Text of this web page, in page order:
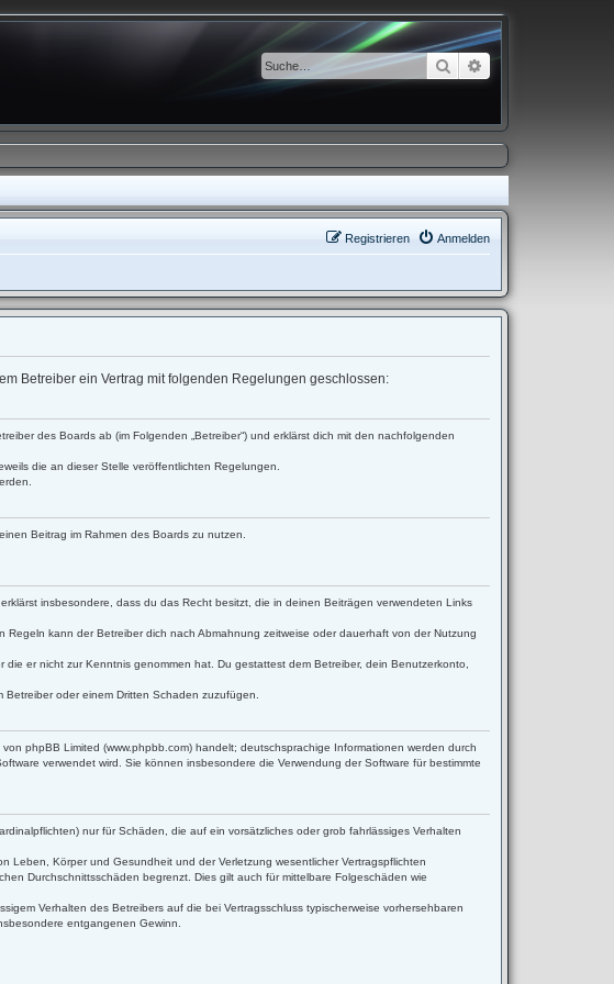
Suche Erweiterte Suche
Anmelden
Registrieren
Betreiber ein Vertrag mit folgenden Regelungen geschlossen:
des Boards ab (im Folgenden „Betreiber“) und erklärst dich mit den nachfolgenden
die an dieser Stelle veröffentlichten Regelungen.
Beitrag im Rahmen des Boards zu nutzen.
insbesondere, dass du das Recht besitzt, die in deinen Beiträgen verwendeten Links
kann der Betreiber dich nach Abmahnung zeitweise oder dauerhaft von der Nutzung
er nicht zur Kenntnis genommen hat. Du gestattest dem Betreiber, dein Benutzerkonto,
oder einem Dritten Schaden zuzufügen.
phpBB Limited (www.phpbb.com) handelt; deutschsprachige Informationen werden durch
verwendet wird. Sie können insbesondere die Verwendung der Software für bestimmte
nur für Schäden, die auf ein vorsätzliches oder grob fahrlässiges Verhalten
Leben, Körper und Gesundheit und der Verletzung wesentlicher Vertragspflichten
Durchschnittsschäden begrenzt. Dies gilt auch für mittelbare Folgeschäden wie
Verhalten des Betreibers auf die bei Vertragsschluss typischerweise vorhersehbaren
entgangenen Gewinn.